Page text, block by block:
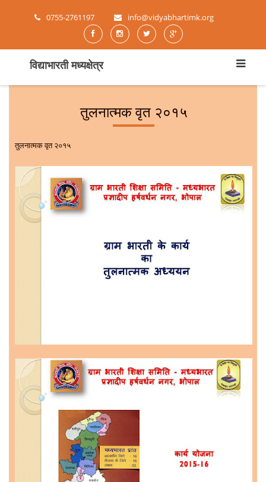
0755-2761197 info@vidyabhartimk.org
विद्याभारती मध्यक्षेत्र
तुलनात्मक वृत २०१५
तुलनात्मक वृत २०१५